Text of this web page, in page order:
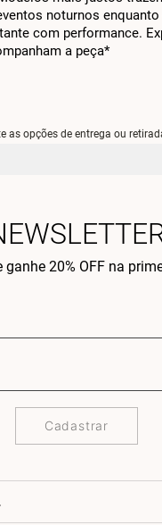
noturnos
com performance.
a peça*
as opções de entrega ou
ganhe 20% OFF na
Cadastrar